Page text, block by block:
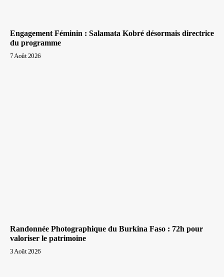
Engagement Féminin : Salamata Kobré désormais directrice
du programme
7 Août 2026
Randonnée Photographique du Burkina Faso : 72h pour
valoriser le patrimoine
3 Août 2026